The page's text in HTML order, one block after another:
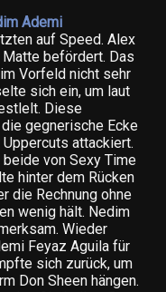
Ademi
auf Speed. Alex
befördert. Das
Vorfeld nicht sehr
sich ein, um laut
Diese
gegnerische Ecke
attackiert.
von Sexy Time
hinter dem Rücken
die Rechnung ohne
wenig hält. Nedim
Wieder
Feyaz Aguila für
sich zurück, um
Don Sheen hängen.